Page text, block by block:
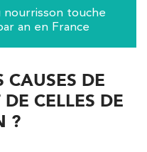
touche
an en France
CAUSES DE
CELLES DE
?
Paris
Paris